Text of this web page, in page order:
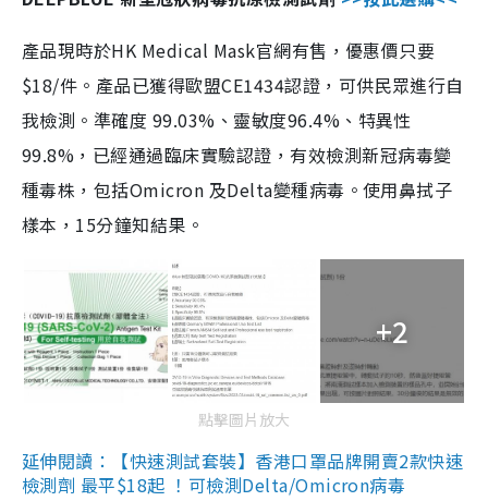
產品現時於HK Medical Mask官網有售，優惠價只要
$18/件。產品已獲得歐盟CE1434認證，可供民眾進行自
我檢測。準確度 99.03%、靈敏度96.4%、特異性
99.8%，已經通過臨床實驗認證，有效檢測新冠病毒變
種毒株，包括Omicron 及Delta變種病毒。使用鼻拭子
樣本，15分鐘知結果。
+2
點擊圖片放大
延伸閱讀：【快速測試套裝】香港口罩品牌開賣2款快速
檢測劑 最平$18起 ！可檢測Delta/Omicron病毒